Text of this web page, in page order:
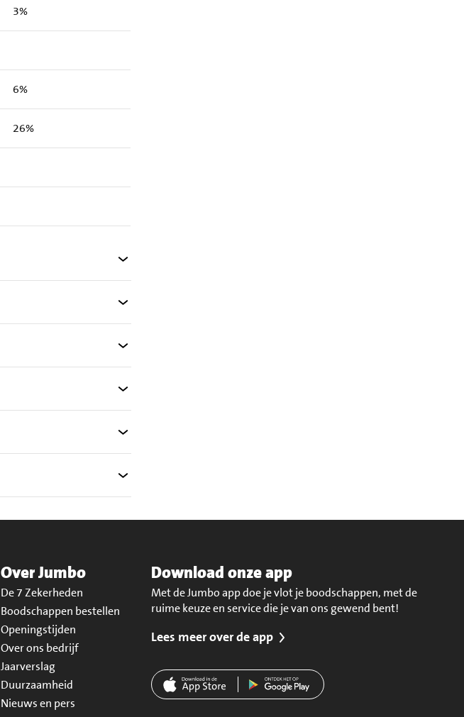
3%
6%
26%
Over Jumbo
De 7 Zekerheden
Boodschappen bestellen
Openingstijden
Over ons bedrijf
Jaarverslag
Duurzaamheid
Nieuws en pers
Download onze app
Met de Jumbo app doe je vlot je boodschappen, met de
ruime keuze en service die je van ons gewend bent!
Lees meer over de app